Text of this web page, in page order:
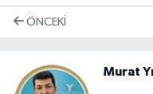
ÖNCEKI
Murat